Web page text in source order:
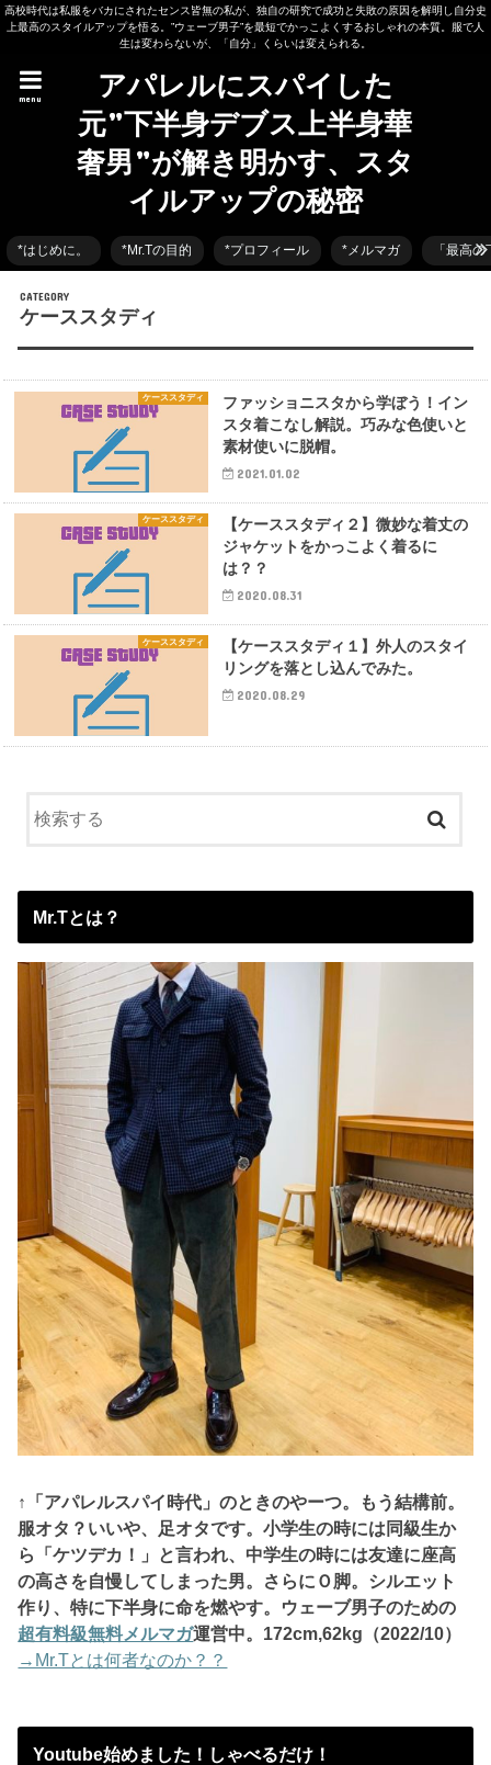
高校時代は私服をバカにされたセンス皆無の私が、独自の研究で成功と失敗の原因を解明し自分史
上最高のスタイルアップを悟る。”ウェーブ男子”を最短でかっこよくするおしゃれの本質。服で人
生は変わらないが、「自分」くらいは変えられる。
アパレルにスパイした
元”下半身デブス上半身華
奢男”が解き明かす、スタ
イルアップの秘密
menu
*はじめに。 *Mr.Tの目的 *プロフィール *メルマガ 「最高
ケーススタディ
ケーススタディ
ファッショニスタから学ぼう！イン
スタ着こなし解説。巧みな色使いと
素材使いに脱帽。
2021.01.02
ケーススタディ
【ケーススタディ２】微妙な着丈の
ジャケットをかっこよく着るに
は？？
2020.08.31
ケーススタディ
【ケーススタディ１】外人のスタイ
リングを落とし込んでみた。
2020.08.29
Mr.Tとは？
↑「アパレルスパイ時代」のときのやーつ。もう結構前。
服オタ？いいや、 足オタです。小学生の時には同級生か
ら「ケツデカ！」と言われ、中学生の時には友達に座高
の高さを自慢してしまった男。さらにＯ脚。シルエット
作り、特に下半身に命を燃やす。ウェーブ男子のための
超有料級無料メルマガ運営中。172cm,62kg（2022/10）
→Mr.Tとは何者なのか？？
Youtube始めました！しゃべるだけ！